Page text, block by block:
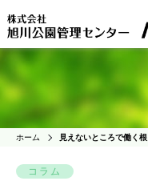
ホーム 見えないところで働く根
コラム